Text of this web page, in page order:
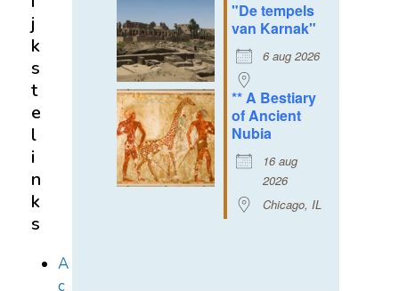
"De tempels
van Karnak"
6 aug 2026
** A Bestiary
of Ancient
Nubia
16 aug
2026
Chicago, IL
j
k
s
t
e
l
i
n
k
s
A
c